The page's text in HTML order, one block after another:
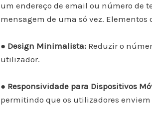
um endereço de email ou número de
mensagem de uma só vez.
● Design Minimalista: Reduzir o
utilizador.
● Responsividade para Dispositivos
permitindo que os utilizadores